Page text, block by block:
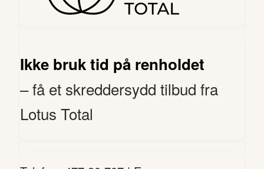
Ikke bruk tid på renholdet
– få et skreddersydd tilbud fra
Lotus Total